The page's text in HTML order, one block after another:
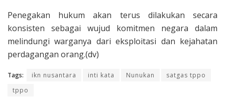
Penegakan hukum akan terus dilakukan secara
konsisten sebagai wujud komitmen negara dalam
melindungi warganya dari eksploitasi dan kejahatan
perdagangan orang.(dv)
Tags: ikn nusantara inti kata Nunukan
satgas tppo
tppo